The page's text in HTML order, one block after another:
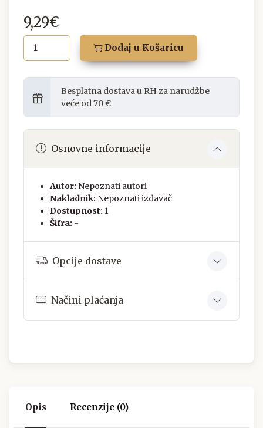
9,29€
Dodaj u Košaricu
Besplatna dostava u RH za narudžbe
veće od 70 €
Osnovne informacije
Autor: Nepoznati autori
Nakladnik: Nepoznati izdavač
Dostupnost: 1
Šifra: -
Opcije dostave
Načini plaćanja
Opis Recenzije (0)